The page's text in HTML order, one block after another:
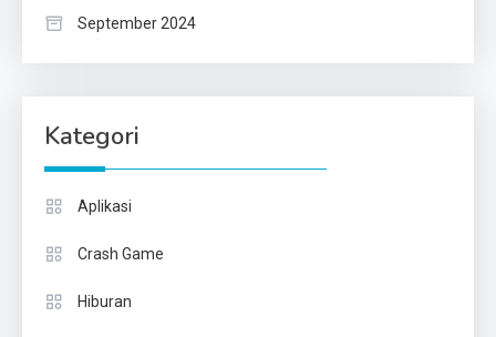
September 2024
Kategori
Aplikasi
Crash Game
Hiburan